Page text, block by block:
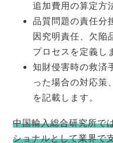
追加費用の算定方
品質問題の責任分
因究明責任、欠陥
プロセスを定義し
知財侵害時の救済
った場合の対応策
を記載します。
中国輸入総合研究所で
ショナルとして業界で